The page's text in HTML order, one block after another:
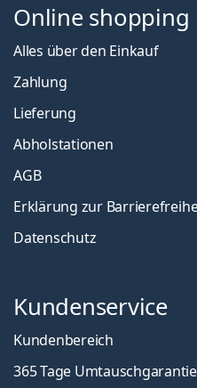
Online shopping
Alles über den Einkauf
Zahlung
Lieferung
Abholstationen
AGB
Erklärung zur
Datenschutz
Kundenservice
Kundenbereich
365 Tage Umtauschgarantie